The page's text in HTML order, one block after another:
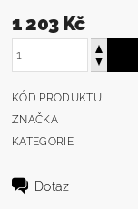
1 203 Kč
KÓD PRODUKTU
ZNAČKA
KATEGORIE
Dotaz